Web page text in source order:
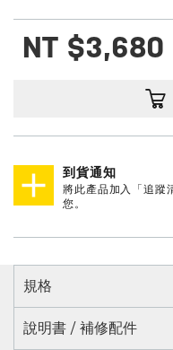
NT $3,680
到貨通知
將此產品加入「追蹤
您。
規格
說明書 / 補修配件